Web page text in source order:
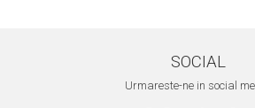
SOCIAL
Urmareste-ne in social